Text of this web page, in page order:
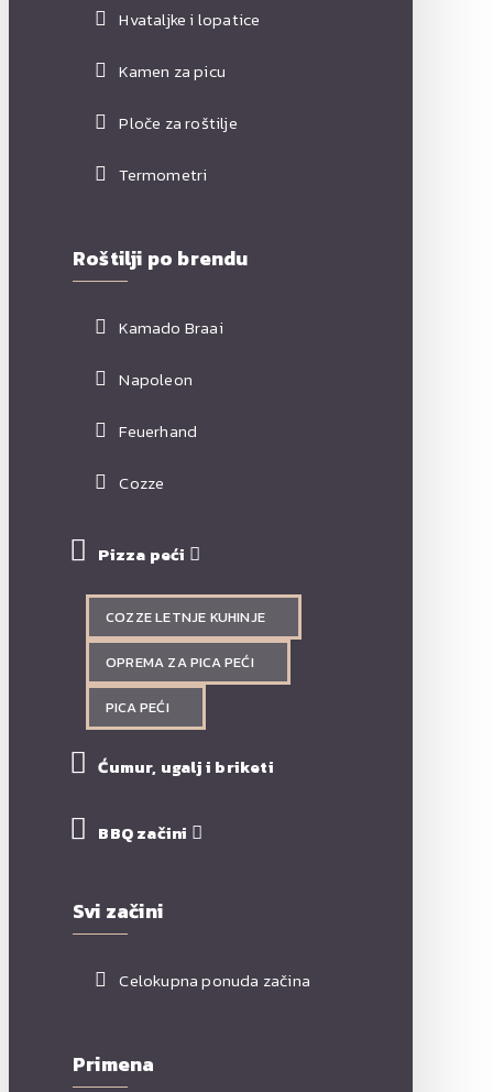
Hvataljke i lopatice
Kamen za picu
Ploče za roštilje
Termometri
Roštilji po brendu
Kamado Braai
Napoleon
Feuerhand
Cozze
Pizza peći
COZZE LETNJE KUHINJE
OPREMA ZA PICA PEĆI
PICA PEĆI
Ćumur, ugalj i briketi
BBQ začini
Svi začini
Celokupna ponuda začina
Primena